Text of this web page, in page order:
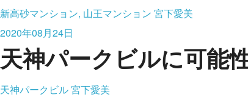
新高砂マンション, 山王マンション 宮下愛美
2020年08月24日
天神パークビルに可能
天神パークビル宮下愛美